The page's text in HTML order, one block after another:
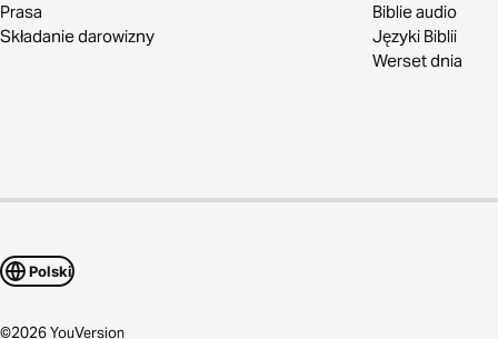
Prasa
Składanie darowizny
Biblie audio
Języki Biblii
Werset dnia
Polski
©2026YouVersion